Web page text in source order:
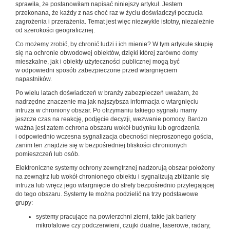
sprawiła, że postanowiłam napisać niniejszy artykuł. Jestem
przekonana, że każdy z nas choć raz w życiu doświadczył poczucia
zagrożenia i przerażenia. Temat jest więc niezwykle istotny, niezależnie
od szerokości geograficznej.
Co możemy zrobić, by chronić ludzi i ich mienie? W tym artykule skupię
się na ochronie obwodowej obiektów, dzięki której zarówno domy
mieszkalne, jak i obiekty użyteczności publicznej mogą być
w odpowiedni sposób zabezpieczone przed wtargnięciem
napastników.
Po wielu latach doświadczeń w branży zabezpieczeń uważam, że
nadrzędne znaczenie ma jak najszybsza informacja o wtargnięciu
intruza w chroniony obszar. Po otrzymaniu takiego sygnału mamy
jeszcze czas na reakcję, podjęcie decyzji, wezwanie pomocy. Bardzo
ważna jest zatem ochrona obszaru wokół budynku lub ogrodzenia
i odpowiednio wczesna sygnalizacja obecności nieproszonego gościa,
zanim ten znajdzie się w bezpośredniej bliskości chronionych
pomieszczeń lub osób.
Elektroniczne systemy ochrony zewnętrznej nadzorują obszar położony
na zewnątrz lub wokół chronionego obiektu i sygnalizują zbliżanie się
intruza lub wręcz jego wtargnięcie do strefy bezpośrednio przylegającej
do tego obszaru. Systemy te można podzielić na trzy podstawowe
grupy:
systemy pracujące na powierzchni ziemi, takie jak bariery
mikrofalowe czy podczerwieni, czujki dualne, laserowe, radary,